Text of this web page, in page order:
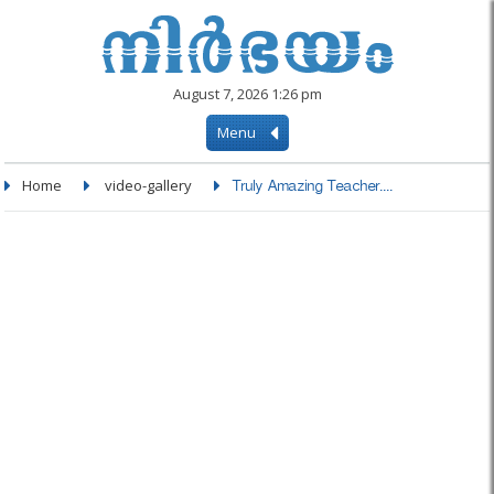
August 7, 2026 1:26 pm
Menu
Home video-gallery Truly Amazing Teacher....